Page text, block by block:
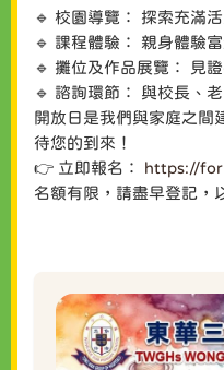
🔹 校園導覽： 探索充滿
🔹 課程體驗： 親身體驗
🔹 攤位及作品展覽： 見
🔹 諮詢環節： 與校長、
開放日是我們與家庭之間
待您的到來！
👉 立即報名： https://
名額有限，請盡早登記，